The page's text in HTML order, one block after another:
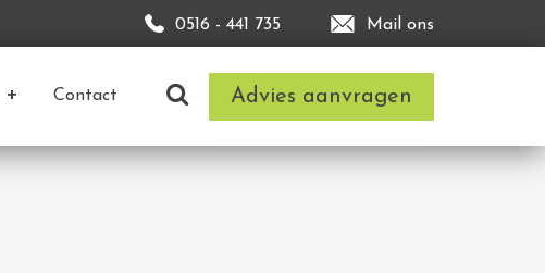
0516 - 441 735 Mail ons
Contact Advies aanvragen